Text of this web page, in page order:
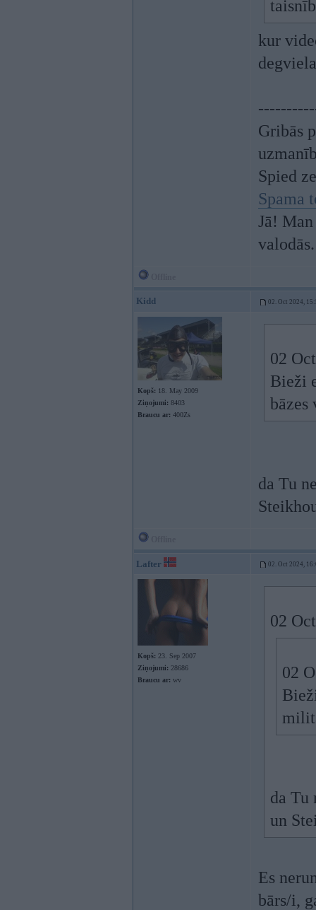
kur
Gribās
Spied
Spama
Jā!
valodās.
Kidd 02. Oct 2024,
Kopš: 18. May 2009
Ziņojumi: 8403
Braucu ar: 400Zs
02
Bieži
da Tu
Lafter 02. Oct 2024,
Kopš: 23. Sep 2007
Ziņojumi: 28686
Braucu ar: wv
02
02
da Tu
un
Es
bārs/i,